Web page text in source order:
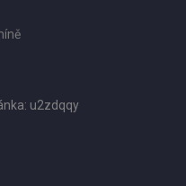
u2zdqqy